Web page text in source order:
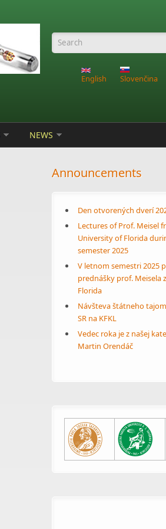
Search form
English Slovenčina
NEWS
Announcements
Den otvorených dverí
Lectures of Prof. Meisel
University of Florida
semester 2025
V letnom semestri 2025
prednášky prof. Meisela
Florida
Návšteva štátneho
SR na KFKL
Vedec roka je z našej
Martin Orendáč